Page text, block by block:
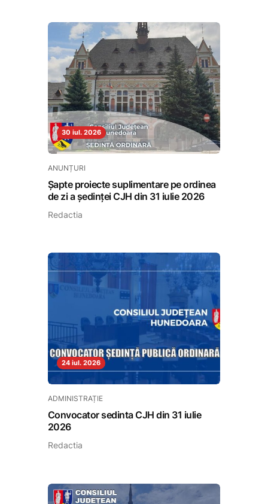
30 iul. 2026
ANUNȚURI
Șapte proiecte suplimentare pe ordinea
de zi a ședinței CJH din 31 iulie 2026
Redactia
24 iul. 2026
ADMINISTRAȚIE
Convocator sedinta CJH din 31 iulie
2026
Redactia